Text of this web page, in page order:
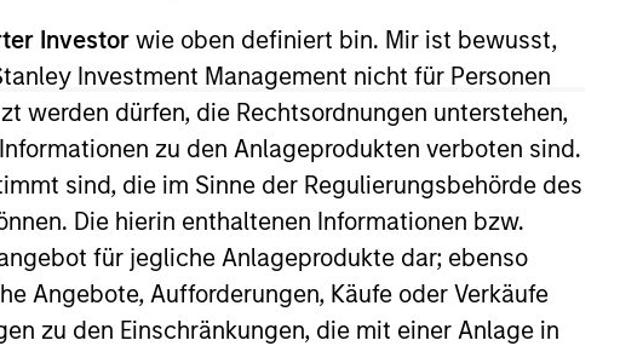
Investor wie oben definiert bin. Mir ist bewusst,
Investment Management nicht für Personen
werden dürfen, die Rechtsordnungen unterstehen,
zu den Anlageprodukten verboten sind.
sind, die im Sinne der Regulierungsbehörde des
Die hierin enthaltenen Informationen bzw.
für jegliche Anlageprodukte dar; ebenso
Angebote, Aufforderungen, Käufe oder Verkäufe
zu den Einschränkungen, die mit einer Anlage in